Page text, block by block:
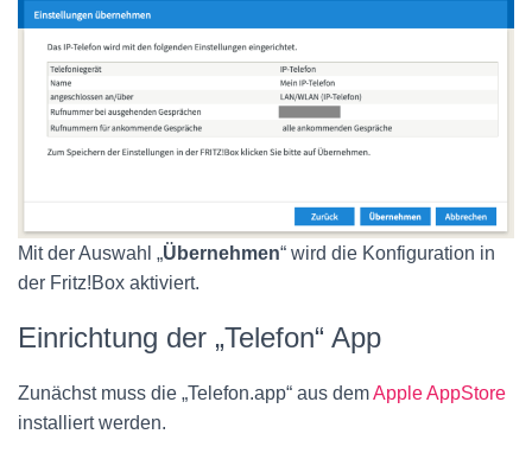
Mit der Auswahl „Übernehmen“ wird die Konfiguration in
der Fritz!Box aktiviert.
Einrichtung der „Telefon“ App
Zunächst muss die „Telefon.app“ aus demApple AppStore
installiert werden.